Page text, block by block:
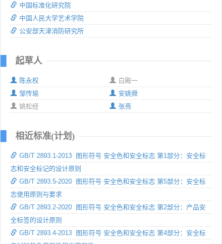
中国标准化研究院
中国人民大学艺术学院
公安部天津消防研究所
起草人
陈永权
白殿一
邹传瑜
安姚舜
姚松经
张亮
相近标准(计划)
GB/T 2893.1-2013 图形符号 安全色和安全标志 第1部分：安全标
志和安全标记的设计原则
GB/T 2893.5-2020 图形符号 安全色和安全标志 第5部分：安全标
志使用原则与要求
GB/T 2893.2-2020 图形符号 安全色和安全标志 第2部分：产品安
全标签的设计原则
GB/T 2893.4-2013 图形符号 安全色和安全标志 第4部分：安全标